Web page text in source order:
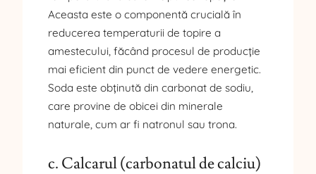
Aceasta este o componentă crucială în
reducerea temperaturii de topire a
amestecului, făcând procesul de producție
mai eficient din punct de vedere energetic.
Soda este obținută din carbonat de sodiu,
care provine de obicei din minerale
naturale, cum ar fi natronul sau trona.
c. Calcarul (carbonatul de calciu)